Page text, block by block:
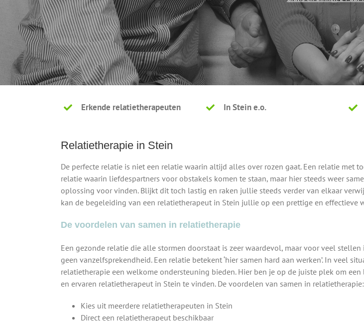
Erkende relatietherapeuten In Stein e.o.
Relatietherapie in Stein
De perfecte relatie is niet een relatie waarin altijd alles over rozen gaat. Een relatie met
relatie waarin liefdespartners voor obstakels komen te staan, maar hier steeds weer
oplossing voor vinden. Blijkt dit toch lastig en raken jullie steeds verder van elkaar
kan de begeleiding van een relatietherapeut in Stein jullie op een prettige en effectieve
De voordelen van samen in relatietherapie
Een gezonde relatie die alle stormen doorstaat is zeer waardevol, maar voor veel stellen
geen vanzelfsprekendheid. Een relatie betekent ‘hier samen hard aan werken’. In veel
relatietherapie een welkome ondersteuning bieden. Hier ben je op de juiste plek om een
en ervaren relatietherapeut in Stein te vinden. De voordelen van samen in relatietherapie:
Kies uit meerdere relatietherapeuten in Stein
Direct een relatietherapeut beschikbaar